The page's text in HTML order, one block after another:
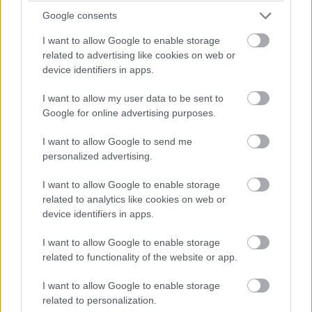
Google consents
I want to allow Google to enable storage
related to advertising like cookies on web or
device identifiers in apps.
I want to allow my user data to be sent to
Google for online advertising purposes.
I want to allow Google to send me
personalized advertising.
I want to allow Google to enable storage
related to analytics like cookies on web or
device identifiers in apps.
I want to allow Google to enable storage
related to functionality of the website or app.
I want to allow Google to enable storage
related to personalization.
magnézium ötvözetből készült tokozás óvja a
készüléket.
Kattints a képre a galériáért!
Az üzemidőt illetően 20 órára számíthatunk, a dupla
(egyenként 750 Wh-s) akkumulátoros kialakításnak hála